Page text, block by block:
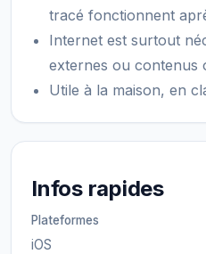
tracé fonctionnent
Internet est surtout
externes ou contenus
Utile à la maison, en
Infos rapides
Plateformes
iOS